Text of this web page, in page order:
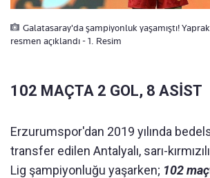
Galatasaray'da şampiyonluk yaşamıştı!
resmen açıklandı - 1. Resim
102 MAÇTA 2 GOL, 8 ASİST
Erzurumspor'dan 2019 yılında
transfer edilen Antalyalı, sarı-
Lig şampiyonluğu yaşarken; 102